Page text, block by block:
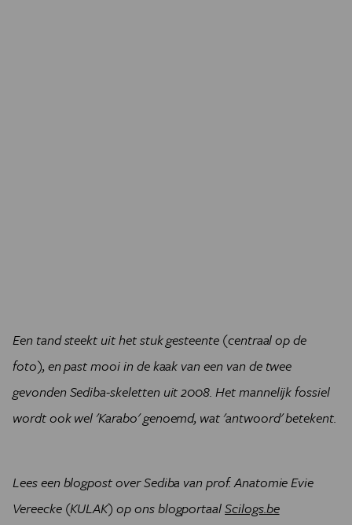
Een tand steekt uit het stuk gesteente (centraal op de
foto), en past mooi in de kaak van een van de twee
gevonden Sediba-skeletten uit 2008. Het mannelijk fossiel
wordt ook wel 'Karabo' genoemd, wat 'antwoord' betekent.
Lees een blogpost over Sediba van prof. Anatomie Evie
Vereecke (KULAK) op ons blogportaalScilogs.be